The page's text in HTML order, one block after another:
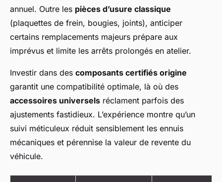
annuel. Outre les pièces d’usure classique
(plaquettes de frein, bougies, joints), anticiper
certains remplacements majeurs prépare aux
imprévus et limite les arrêts prolongés en atelier.
Investir dans des composants certifiés origine
garantit une compatibilité optimale, là où des
accessoires universels réclament parfois des
ajustements fastidieux. L’expérience montre qu’un
suivi méticuleux réduit sensiblement les ennuis
mécaniques et pérennise la valeur de revente du
véhicule.